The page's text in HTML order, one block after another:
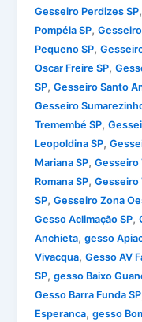
Gesseiro Perdizes SP
Pompéia SP,
Pequeno SP,
Oscar Freire SP,
SP,Gesseiro Santo
Gesseiro
Tremembé SP,
Leopoldina SP,
Mariana SP,Gesseiro
Romana SP,Gesseiro
SP,Gesseiro Zona
Gesso Aclimação SP,
Anchieta,gesso
Vivacqua,Gesso AV
SP,gesso Baixo
Gesso Barra Funda SP
Esperanca,gesso